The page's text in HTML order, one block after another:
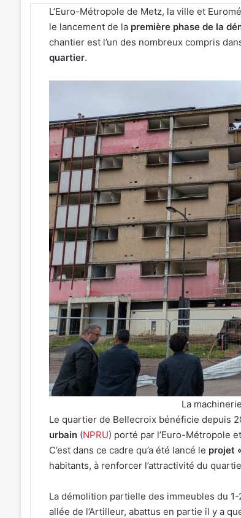
L’Euro-Métropole de Metz, la ville et
le lancement de lapremière phase de la
chantier est l’un des nombreux compris
quartier.
La
Le quartier de Bellecroix bénéficie depuis
urbain (NPRU) porté par l’Euro-Métropole
C’est dans ce cadre qu’a été lancé le projet
habitants, à renforcer l’attractivité du
La démolition partielle des immeubles du
allée de l’Artilleur, abattus en partie il y a
concerts prévues à Ars-
du 7 au 28 août 2026
Metz
:
J-
avant
le
cinéma
plein
air
au
Plan
d’Eau
4 août 2026
Metz : J-1
air au Plan